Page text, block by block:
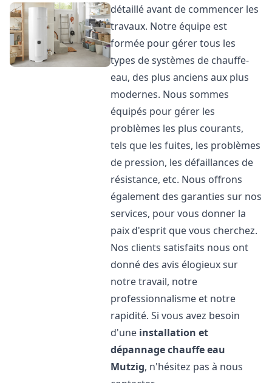
détaillé avant de commencer les
travaux. Notre équipe est
formée pour gérer tous les
types de systèmes de chauffe-
eau, des plus anciens aux plus
modernes. Nous sommes
équipés pour gérer les
problèmes les plus courants,
tels que les fuites, les problèmes
de pression, les défaillances de
résistance, etc. Nous offrons
également des garanties sur nos
services, pour vous donner la
paix d'esprit que vous cherchez.
Nos clients satisfaits nous ont
donné des avis élogieux sur
notre travail, notre
professionnalisme et notre
rapidité. Si vous avez besoin
d'une installation et
dépannage chauffe eau
Mutzig, n'hésitez pas à nous